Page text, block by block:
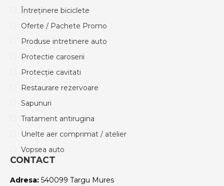
Întreținere biciclete
Oferte / Pachete Promo
Produse intretinere auto
Protectie caroserii
Protecție cavitati
Restaurare rezervoare
Sapunuri
Tratament antirugina
Unelte aer comprimat / atelier
Vopsea auto
CONTACT
Adresa: 540099 Targu Mures